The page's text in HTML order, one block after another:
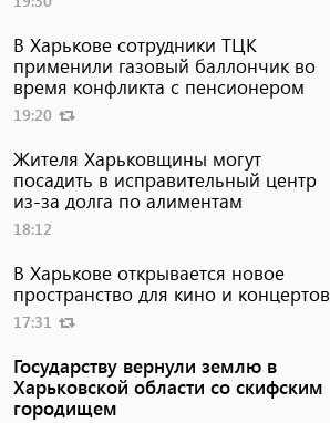
В Харькове сотрудники ТЦК
применили газовый баллончик во
время конфликта с пенсионером
19:20
Жителя Харьковщины могут
посадить в исправительный центр
из-за долга по алиментам
18:12
В Харькове открывается новое
пространство для кино и концертов
17:31
Государству вернули землю в
Харьковской области со скифским
городищем